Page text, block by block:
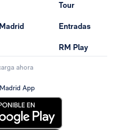
Tour
Entradas
RM Play
ahora
App